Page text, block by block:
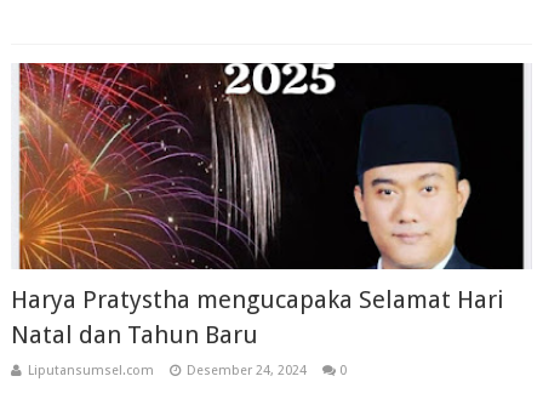
Harya Pratystha mengucapaka Selamat Hari
Natal dan Tahun Baru
Liputansumsel.com Desember 24, 2024 0